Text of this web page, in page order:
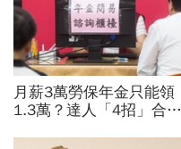
月薪3萬勞保年金只能領
1.3萬？達人「4招」合法